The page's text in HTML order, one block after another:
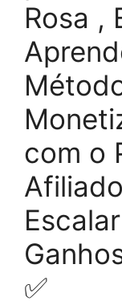
Rosa ,
com o
✅